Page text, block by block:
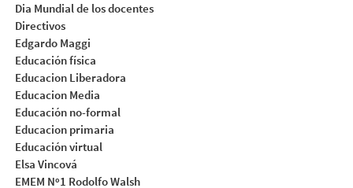
Dia Mundial de los docentes
Directivos
Edgardo Maggi
Educación física
Educacion Liberadora
Educacion Media
Educación no-formal
Educacion primaria
Educación virtual
Elsa Vincová
EMEM Nº1 Rodolfo Walsh